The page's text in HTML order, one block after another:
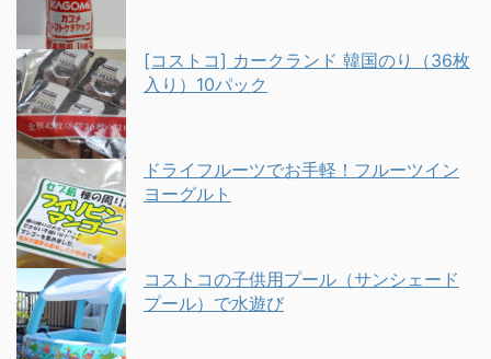
[コストコ] カークランド 韓国のり（36枚
入り）10パック
ドライフルーツでお手軽！フルーツイン
ヨーグルト
コストコの子供用プール（サンシェード
プール）で水遊び